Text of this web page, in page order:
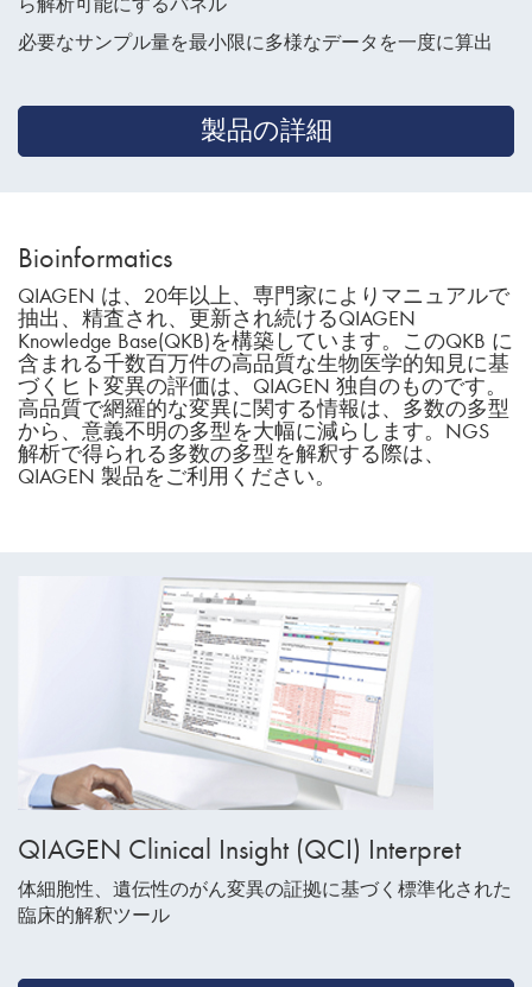
ら解析可能にするパネル
必要なサンプル量を最小限に多様なデータを一度に算出
製品の詳細
Bioinformatics
QIAGEN は、20年以上、専門家によりマニュアルで
抽出、精査され、更新され続けるQIAGEN
Knowledge Base(QKB)を構築しています。このQKB に
含まれる千数百万件の高品質な生物医学的知見に基
づくヒト変異の評価は、QIAGEN 独自のものです。
高品質で網羅的な変異に関する情報は、多数の多型
から、意義不明の多型を大幅に減らします。NGS
解析で得られる多数の多型を解釈する際は、
QIAGEN 製品をご利用ください。
QIAGEN Clinical Insight (QCI) Interpret
体細胞性、遺伝性のがん変異の証拠に基づく標準化された
臨床的解釈ツール